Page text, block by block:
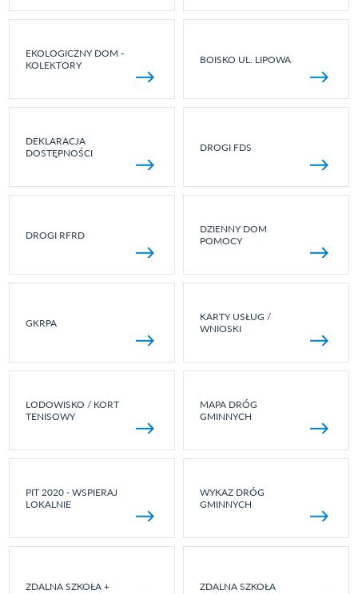
EKOLOGICZNY DOM -
KOLEKTORY
BOISKO UL. LIPOWA
DEKLARACJA
DOSTĘPNOŚCI
DROGI FDS
DROGI RFRD
DZIENNY DOM
POMOCY
GKRPA
KARTY USŁUG /
WNIOSKI
LODOWISKO / KORT
TENISOWY
MAPA DRÓG
GMINNYCH
PIT 2020 - WSPIERAJ
LOKALNIE
WYKAZ DRÓG
GMINNYCH
ZDALNA SZKOŁA + ZDALNA SZKOŁA